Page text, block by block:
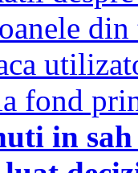
fond
in